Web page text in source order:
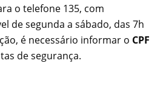
o telefone 135, com
de segunda a sábado, das 7h
é necessário informar o CPF
de segurança.